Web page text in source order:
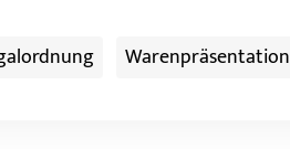
Warenpräsentation